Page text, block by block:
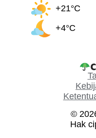
+21°C
+4°C
©
Hak